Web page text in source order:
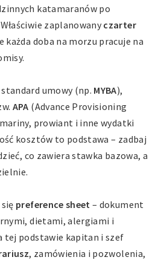
katamaranów po
zaplanowany czarter
każda doba na morzu pracuje na
umowy (np. MYBA),
APA (Advance Provisioning
prowiant i inne wydatki
kosztów to podstawa – zadbaj
co zawiera stawka bazowa, a
preference sheet – dokument
dietami, alergiami i
tej podstawie kapitan i szef
, zamówienia i pozwolenia,